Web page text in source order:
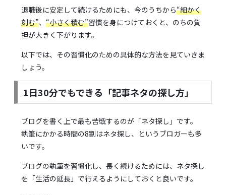
退職後に安定して続けるためにも、今のうちから“細かく
刻む”、 “小さく積む”習慣を身につけておくと、のちの負
担が大きく下がります。
以下では、その習慣化のための具体的な方法を見ていきま
しょう。
1日30分でもできる「記事ネタの探し方」
ブログを書く上で最も苦戦するのが「ネタ探し」です。
執筆にかかる時間の8割はネタ探し、というブロガーも多
いです。
ブログの執筆を習慣化し、長く続けるためには、ネタ探し
を「生活の延長」で行えるようにしておくと良いです。